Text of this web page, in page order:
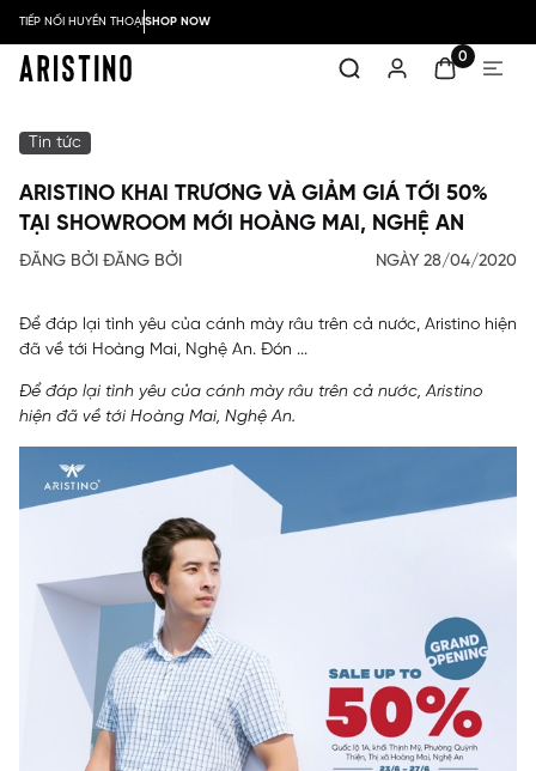
TIẾP NỐI HUYỀN THOẠISHOP NOW
0
Tin tức
ARISTINO KHAI TRƯƠNG VÀ GIẢM GIÁ TỚI 50%
TẠI SHOWROOM MỚI HOÀNG MAI, NGHỆ AN
ĐĂNG BỞI ĐĂNG BỞI NGÀY 28/04/2020
Để đáp lại tình yêu của cánh mày râu trên cả nước, Aristino hiện
đã về tới Hoàng Mai, Nghệ An. Đón ...
Để đáp lại tình yêu của cánh mày râu trên cả nước, Aristino
hiện đã về tới Hoàng Mai, Nghệ An.